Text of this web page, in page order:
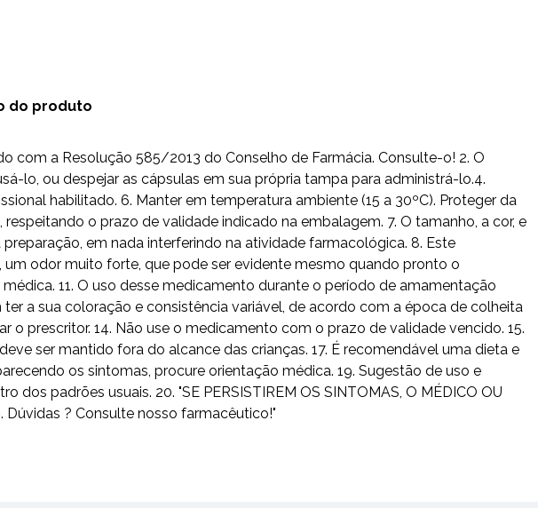
do produto
com a Resolução 585/2013 do Conselho de Farmácia. Consulte-o! 2. O
lo, ou despejar as cápsulas em sua própria tampa para administrá-lo.4.
habilitado. 6. Manter em temperatura ambiente (15 a 30ºC). Proteger da
o prazo de validade indicado na embalagem. 7. O tamanho, a cor, e
em nada interferindo na atividade farmacológica. 8. Este
odor muito forte, que pode ser evidente mesmo quando pronto o
11. O uso desse medicamento durante o período de amamentação
a sua coloração e consistência variável, de acordo com a época de colheita
prescritor. 14. Não use o medicamento com o prazo de validade vencido. 15.
ser mantido fora do alcance das crianças. 17. É recomendável uma dieta e
os sintomas, procure orientação médica. 19. Sugestão de uso e
padrões usuais. 20. "SE PERSISTIREM OS SINTOMAS, O MÉDICO OU
Dúvidas ? Consulte nosso farmacêutico!"